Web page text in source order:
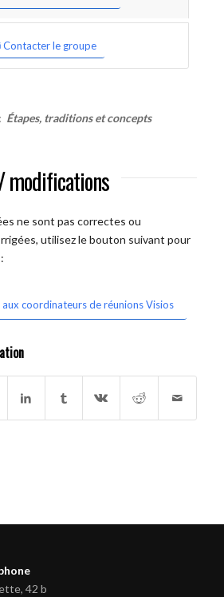
Contacter le groupe
Étapes, traditions et concepts
modifications
ne sont pas correctes ou
utilisez le bouton suivant pour
aux coordinateurs de réunions Visios
42 b